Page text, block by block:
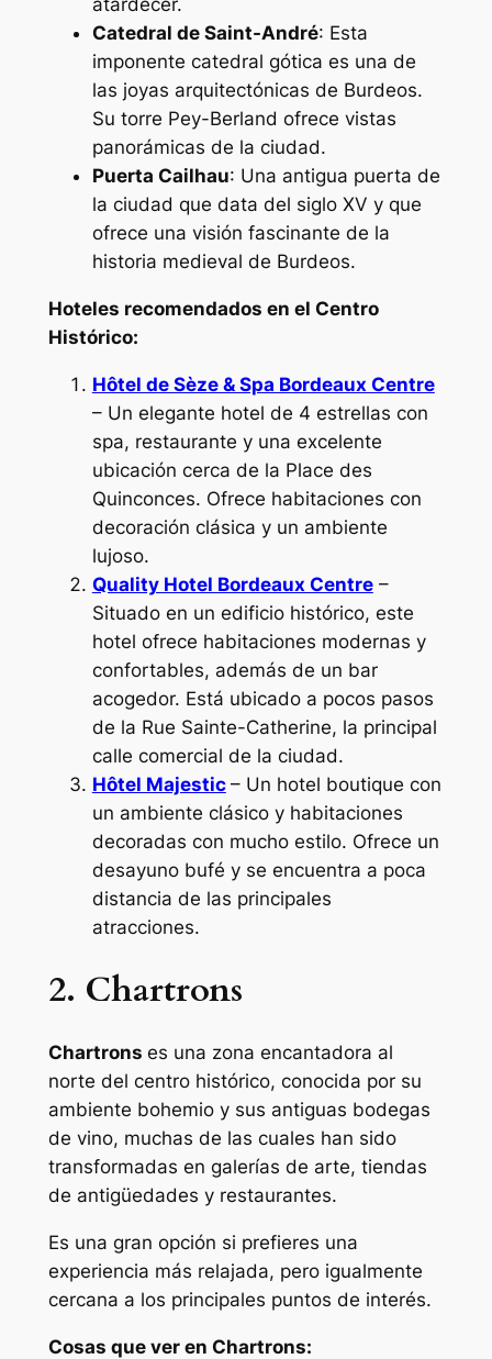
atardecer.
Catedral de Saint-André: Esta
imponente catedral gótica es una de
las joyas arquitectónicas de Burdeos.
Su torre Pey-Berland ofrece vistas
panorámicas de la ciudad.
Puerta Cailhau: Una antigua puerta de
la ciudad que data del siglo XV y que
ofrece una visión fascinante de la
historia medieval de Burdeos.
Hoteles recomendados en el Centro
Histórico:
Hôtel de Sèze & Spa Bordeaux Centre
– Un elegante hotel de 4 estrellas con
spa, restaurante y una excelente
ubicación cerca de la Place des
Quinconces. Ofrece habitaciones con
decoración clásica y un ambiente
lujoso.
Quality Hotel Bordeaux Centre–
Situado en un edificio histórico, este
hotel ofrece habitaciones modernas y
confortables, además de un bar
acogedor. Está ubicado a pocos pasos
de la Rue Sainte-Catherine, la principal
calle comercial de la ciudad.
Hôtel Majestic – Un hotel boutique con
un ambiente clásico y habitaciones
decoradas con mucho estilo. Ofrece un
desayuno bufé y se encuentra a poca
distancia de las principales
atracciones.
2. Chartrons
Chartrons es una zona encantadora al
norte del centro histórico, conocida por su
ambiente bohemio y sus antiguas bodegas
de vino, muchas de las cuales han sido
transformadas en galerías de arte, tiendas
de antigüedades y restaurantes.
Es una gran opción si prefieres una
experiencia más relajada, pero igualmente
cercana a los principales puntos de interés.
Cosas que ver en Chartrons: